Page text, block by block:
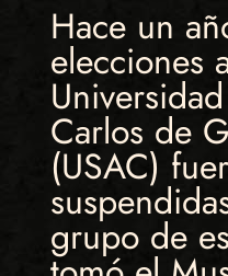
Hace un
elecciones
Carlos de
(USAC)
grupo de